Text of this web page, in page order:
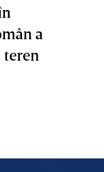
a
teren